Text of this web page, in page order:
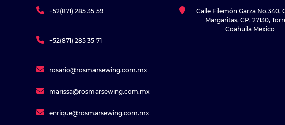
+52(871) 285 35 59
+52(871) 285 35 71
rosario@rosmarsewing.com.mx
marissa@rosmarsewing.com.mx
enrique@rosmarsewing.com.mx
Calle Filemón Garza No.340,
Margaritas, CP. 27130,
Coahuila Mexico